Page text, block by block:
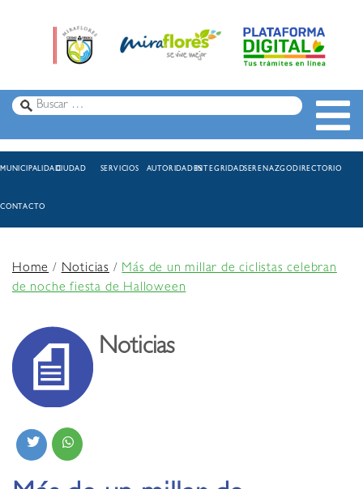
MUNICIPALIDADCIUDAD SERVICIOS AUTORIDADESINTEGRIDADSERENAZGODIRECTORIO
CONTACTO
Home/Noticias /Más de un millar de ciclistas celebran
de noche fiesta de Halloween
Noticias